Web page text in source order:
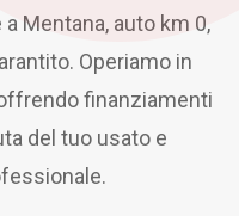
Mentana, auto km 0,
Operiamo in
finanziamenti
del tuo usato e